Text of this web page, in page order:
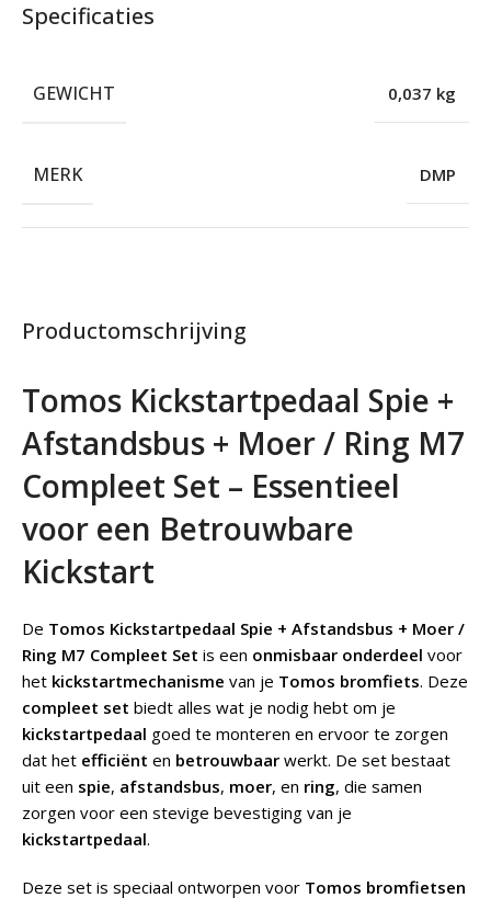
Productomschrijving
Tomos Kickstartpedaal Spie +
Afstandsbus + Moer / Ring M7
Compleet Set – Essentieel
voor een Betrouwbare
Kickstart
De Tomos Kickstartpedaal Spie + Afstandsbus + Moer /
Ring M7 Compleet Set is een onmisbaar onderdeel voor
het kickstartmechanisme van je Tomos bromfiets. Deze
compleet set biedt alles wat je nodig hebt om je
kickstartpedaal goed te monteren en ervoor te zorgen
dat het efficiënt en betrouwbaar werkt. De set bestaat
uit een spie, afstandsbus, moer, en ring, die samen
zorgen voor een stevige bevestiging van je
kickstartpedaal.
Deze set is speciaal ontworpen voor Tomos bromfietsen
Specificaties
GEWICHT 0,037 kg
MERK DMP